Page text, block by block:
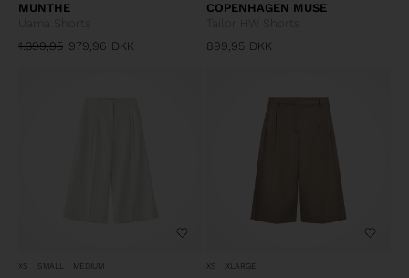
MUNTHE
1.399,95 979,96 DKK
COPENHAGEN MUSE
Tailor HW Shorts
899,95 DKK
XS SMALL MEDIUM XS XLARGE